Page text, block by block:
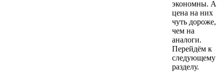
экономны. А
цена на них
чуть дороже,
чем на
аналоги.
Перейдём к
следующему
разделу.